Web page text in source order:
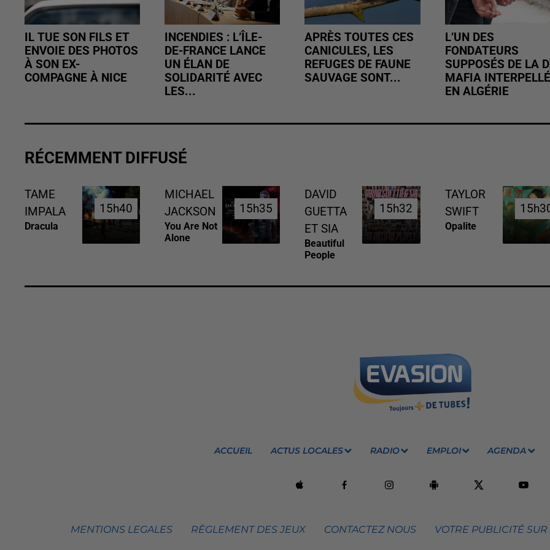
IL TUE SON FILS ET
ENVOIE DES PHOTOS
À SON EX-
COMPAGNE À NICE
INCENDIES : L’ÎLE-
DE-FRANCE LANCE
UN ÉLAN DE
SOLIDARITÉ AVEC
LES...
APRÈS TOUTES CES
CANICULES, LES
REFUGES DE FAUNE
SAUVAGE SONT...
L’UN DES
FONDATEURS
SUPPOSÉS DE LA
MAFIA INTERPELLÉ
EN ALGÉRIE
RÉCEMMENT DIFFUSÉ
TAME
IMPALA
Dracula
15h40
15h40
MICHAEL
JACKSON
You Are Not
Alone
15h35
15h35
DAVID
GUETTA
ET SIA
Beautiful
People
15h32
15h32
TAYLOR
SWIFT
Opalite
ACCUEIL ACTUS LOCALES RADIO EMPLOI AGENDA
MENTIONS LEGALES RÈGLEMENT DES JEUX CONTACTEZ NOUS VOTRE PUBLICITÉ